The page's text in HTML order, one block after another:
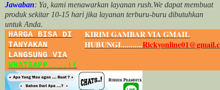
Jawaban: Ya, kami menawarkan layanan rush.We dapat membuat
produk sekitar 10-15 hari jika layanan terburu-buru dibutuhkan
untuk Anda.
HARGA BISA DI
TANYAKAN
LANGSUNG VIA
WHATSAPP....!!
KIRIM GAMBAR VIA GMAIL
HUBUNGI...........